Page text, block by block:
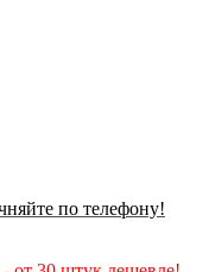
по телефону!